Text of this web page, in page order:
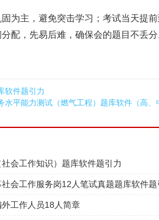
固为主，避免突击学习；考试当天提
配，先易后难，确保会的题目不丢分
软件题引力
水平能力测试（燃气工程）题库软件（高、
会工作知识）题库软件题引力
会工作服务岗12人笔试真题题库软件题
工作人员18人简章